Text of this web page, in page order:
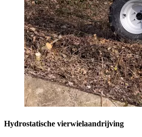
Hydrostatische vierwielaandrijving